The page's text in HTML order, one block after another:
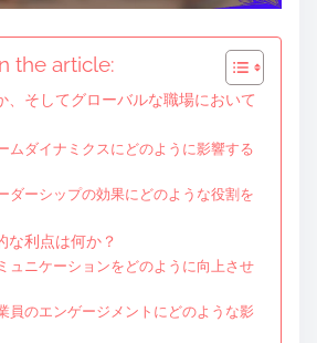
the article:
、そしてグローバルな職場において
ムダイナミクスにどのように影響する
ダーシップの効果にどのような役割を
な利点は何か？
ュニケーションをどのように向上させ
員のエンゲージメントにどのような影